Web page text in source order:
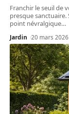
Franchir le seuil de
presque sanctuaire.
point névralgique…
Jardin 20 mars 2026